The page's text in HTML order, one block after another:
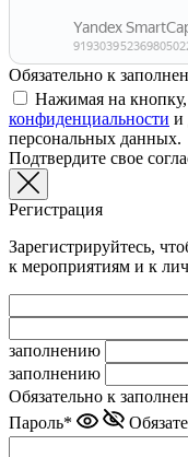
Обязательно к
Нажимая на
конфиденциальности и
персональных данных.
Подтвердите свое
Регистрация
Зарегистрируйтесь,
к мероприятиям и к
заполнению
заполнению
Обязательно к
Пароль*